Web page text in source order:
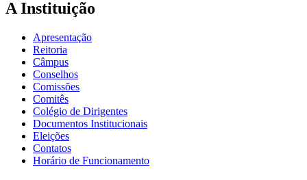
A Instituição
Apresentação
Reitoria
Câmpus
Conselhos
Comissões
Comitês
Colégio de Dirigentes
Documentos Institucionais
Eleições
Contatos
Horário de Funcionamento